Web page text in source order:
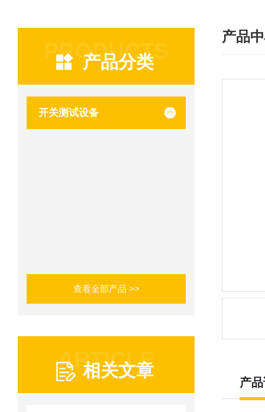
PRODUCTS
产品分类
开关测试设备
查看全部产品 >>
ARTICLE
相关文章
产品
产